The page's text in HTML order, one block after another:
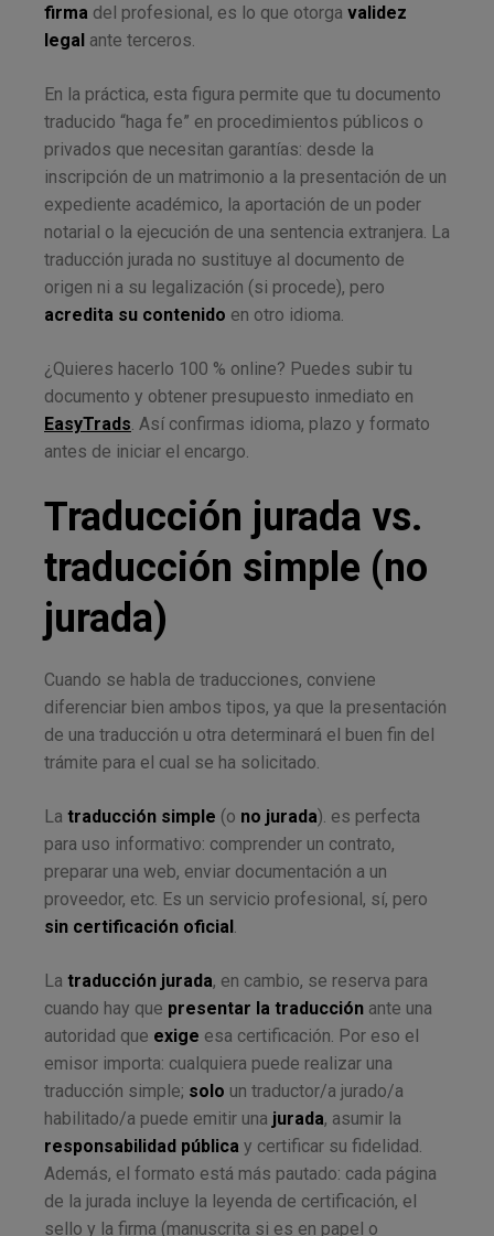
firma del profesional, es lo que otorga validez
legal ante terceros.
En la práctica, esta figura permite que tu documento
traducido “haga fe” en procedimientos públicos o
privados que necesitan garantías: desde la
inscripción de un matrimonio a la presentación de un
expediente académico, la aportación de un poder
notarial o la ejecución de una sentencia extranjera. La
traducción jurada no sustituye al documento de
origen ni a su legalización (si procede), pero
acredita su contenido en otro idioma.
¿Quieres hacerlo 100 % online? Puedes subir tu
documento y obtener presupuesto inmediato en
EasyTrads . Así confirmas idioma, plazo y formato
antes de iniciar el encargo.
Traducción jurada vs.
traducción simple (no
jurada)
Cuando se habla de traducciones, conviene
diferenciar bien ambos tipos, ya que la presentación
de una traducción u otra determinará el buen fin del
trámite para el cual se ha solicitado.
La traducción simple (o no jurada). es perfecta
para uso informativo: comprender un contrato,
preparar una web, enviar documentación a un
proveedor, etc. Es un servicio profesional, sí, pero
sin certificación oficial
La traducción jurada, en cambio, se reserva para
cuando hay que presentar la traducción ante una
autoridad que exige esa certificación. Por eso el
emisor importa: cualquiera puede realizar una
traducción simple; solo un traductor/a jurado/a
habilitado/a puede emitir una jurada, asumir la
responsabilidad pública y certificar su fidelidad.
Además, el formato está más pautado: cada página
de la jurada incluye la leyenda de certificación, el
sello y la firma (manuscrita si es en papel o